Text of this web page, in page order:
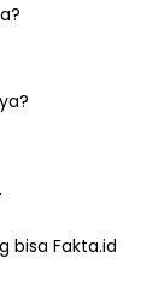
bisa Fakta.id